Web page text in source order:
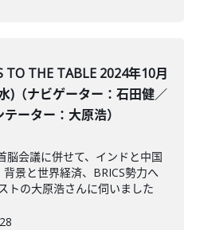
TO THE TABLE 2024年10月
)（ナビゲーター：石田健／
テーター：大原浩）
脳会議に併せて、インドと中国
景と世界経済、BRICS勢力へ
トの大原浩さんに伺いました